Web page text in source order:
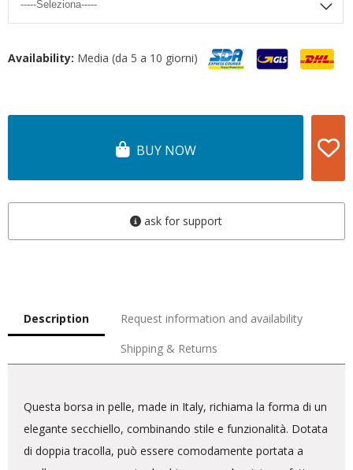
Availability: Media (da 5 a 10 giorni)
BUY NOW
ask for support
Description
Request information and availability
Shipping & Returns
Questa borsa in pelle, made in Italy, richiama la forma di un
elegante secchiello, combinando stile e funzionalità. Dotata
di doppia tracolla, può essere comodamente portata a